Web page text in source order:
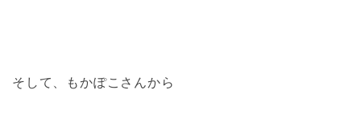
そして、もかぽこさんから